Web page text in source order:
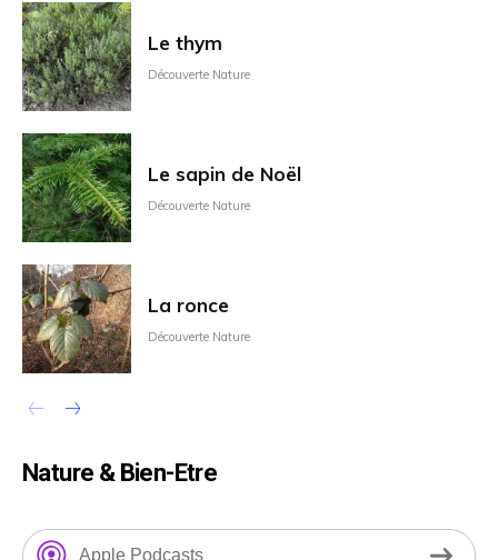
Le thym
Découverte Nature
Le sapin de Noël
Découverte Nature
La ronce
Découverte Nature
Nature & Bien-Etre
Apple Podcasts